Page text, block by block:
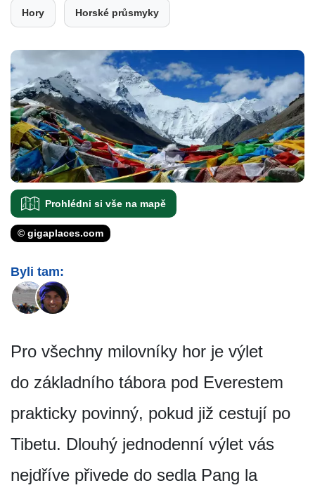
Hory Horské průsmyky
Prohlédni si vše na mapě
© gigaplaces.com
Byli tam:
Pro všechny milovníky hor je výlet
do základního tábora pod Everestem
prakticky povinný, pokud již cestují po
Tibetu. Dlouhý jednodenní výlet vás
nejdříve přivede do sedla Pang la